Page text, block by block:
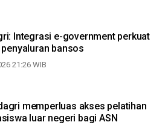
Integrasi e-government perkuat
bansos
21:26 WIB
memperluas akses pelatihan
luar negeri bagi ASN